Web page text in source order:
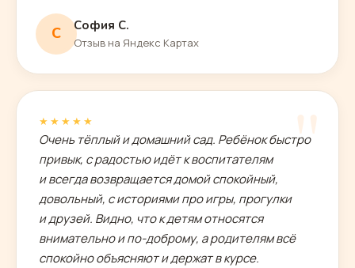
С София С.
Отзыв на Яндекс Картах
"
★★★★★
Очень тёплый и домашний сад. Ребёнок быстро
привык, с радостью идёт к воспитателям
и всегда возвращается домой спокойный,
довольный, с историями про игры, прогулки
и друзей. Видно, что к детям относятся
внимательно и по-доброму, а родителям всё
спокойно объясняют и держат в курсе.